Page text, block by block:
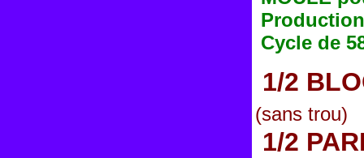
Cycle de
1/2
(sans trou)
1/2